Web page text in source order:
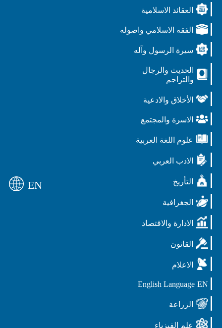
العقائد الاسلامية
الفقه الاسلامي واصوله
سيرة الرسول وآله
الحديث والرجال
والتراجم
الأخلاق والادعية
الاسرة والمجتمع
علوم اللغة العربية
الادب العربي
التأريخ
الجغرافية
الادارة والاقتصاد
القانون
الاعلام
EN
English Language
الزراعة
علم الفيزياء
EN